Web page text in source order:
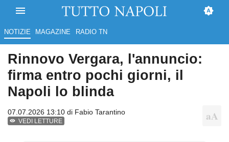
NOTIZIE MAGAZINE RADIO TN
Rinnovo Vergara, l'annuncio:
firma entro pochi giorni, il
Napoli lo blinda
07.07.2026 13:10 di Fabio Tarantino
VEDI LETTURE